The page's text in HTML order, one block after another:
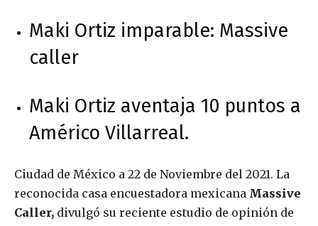
Maki Ortiz imparable: Massive
caller
Maki Ortiz aventaja 10 puntos a
Américo Villarreal.
Ciudad de México a 22 de Noviembre del 2021. La
reconocida casa encuestadora mexicana Massive
Caller, divulgó su reciente estudio de opinión de